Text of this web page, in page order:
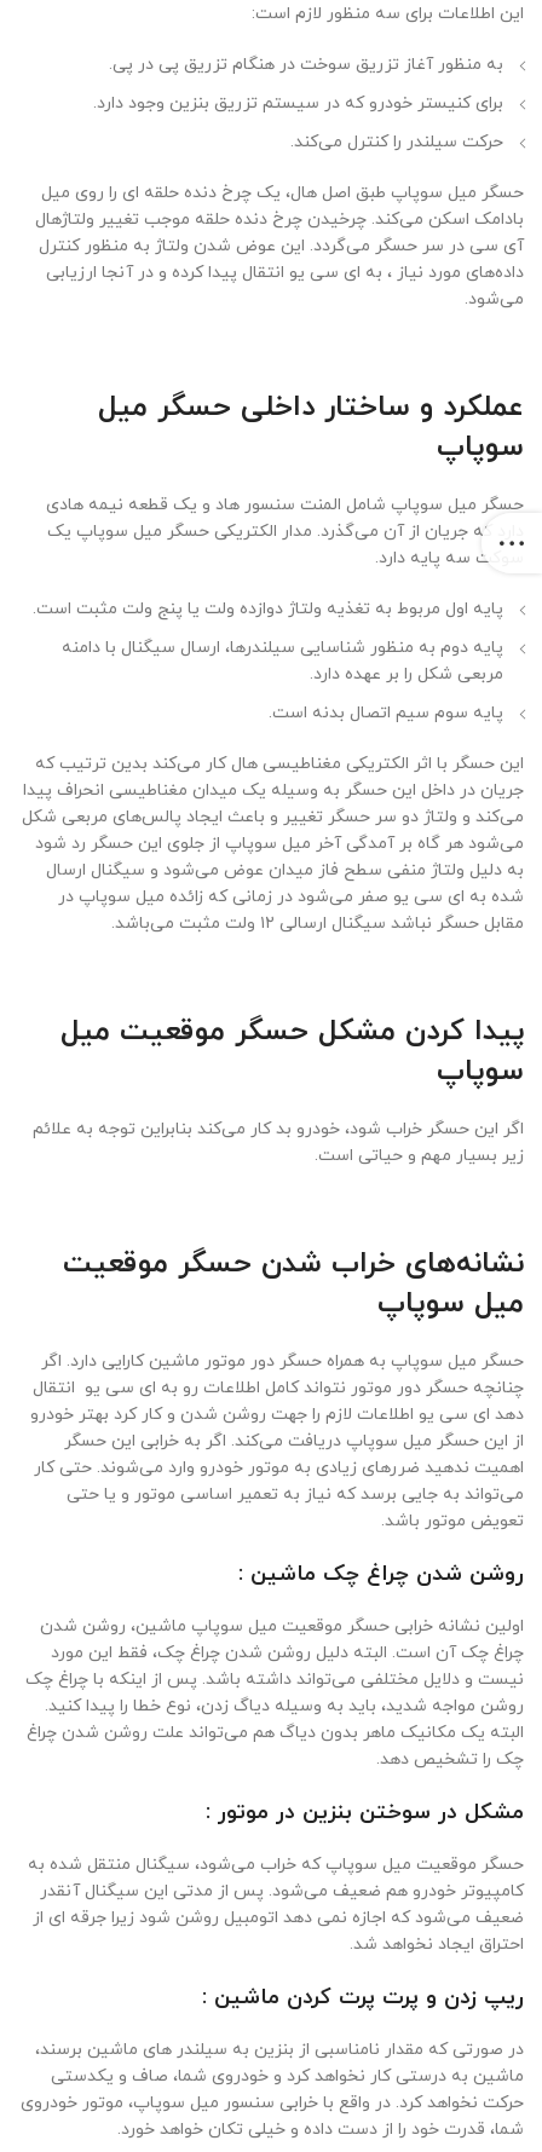
این اطلاعات برای سه منظور لازم است:
به منظور آغاز تزریق سوخت در هنگام تزریق پی در پی.
برای کنیستر خودرو که در سیستم تزریق بنزین وجود دارد.
حرکت سیلندر را کنترل می‌کند.
حسگر میل سوپاپ طبق اصل ‌هال، یک چرخ دنده حلقه ای را روی میل
بادامک اسکن می‌کند. چرخیدن چرخ دنده حلقه موجب تغییر ولتاژ‌هال
آی سی در سر حسگر می‌گردد. این عوض شدن ولتاژ به منظور کنترل
داده‌های مورد نیاز ، به ای سی یو انتقال پیدا کرده و در آنجا ارزیابی
می‌شود.
عملکرد و ساختار داخلی حسگر میل
سوپاپ
حسگر میل سوپاپ شامل المنت سنسور هاد و یک قطعه نیمه‌ هادی
دارد که جریان از آن می‌گذرد. مدار الکتریکی حسگر میل سوپاپ یک
سوکت سه پایه دارد.
پایه اول مربوط به تغذیه ولتاژ دوازده ولت یا پنج ولت مثبت است.
پایه دوم به منظور شناسایی سیلندر‌ها، ارسال سیگنال با دامنه
مربعی شکل را بر عهده دارد.
پایه سوم سیم اتصال بدنه است.
این حسگر با اثر الکتریکی مغناطیسی ‌هال کار می‌کند بدین ترتیب که
جریان در داخل این حسگر به وسیله یک میدان مغناطیسی انحراف پیدا
می‌کند و ولتاژ دو سر حسگر تغییر و باعث ایجاد پالس‌های مربعی شکل
می‌شود هر گاه بر آمدگی آخر میل سوپاپ از جلوی این حسگر رد شود
به دلیل ولتاژ منفی سطح فاز میدان عوض می‌شود و سیگنال ارسال
شده به ای سی یو صفر می‌شود در زمانی که زائده میل سوپاپ در
مقابل حسگر نباشد سیگنال ارسالی ۱۲ ولت مثبت می‌باشد.
پیدا کردن مشکل حسگر موقعیت میل
سوپاپ
اگر این حسگر خراب شود، خودرو بد کار می‌کند بنابراین توجه به علائم
زیر بسیار مهم و حیاتی است.
نشانه‌های خراب شدن حسگر موقعیت
میل سوپاپ
حسگر میل سوپاپ به همراه حسگر دور موتور ماشین کارایی دارد. اگر
چنانچه حسگر دور موتور نتواند کامل اطلاعات رو به ای سی یو انتقال
دهد ای سی یو اطلاعات لازم را جهت روشن شدن و کار کرد بهتر خودرو
از این حسگر میل سوپاپ دریافت می‌کند. اگر به خرابی این حسگر
اهمیت ندهید ضررهای زیادی به موتور خودرو وارد می‌شوند. حتی کار
می‌تواند به جایی برسد که نیاز به تعمیر اساسی موتور و یا حتی
تعویض موتور باشد.
روشن شدن چراغ چک ماشین :
اولین نشانه خرابی حسگر موقعیت میل سوپاپ ماشین، روشن شدن
چراغ چک آن است. البته دلیل روشن شدن چراغ چک، فقط این مورد
نیست و دلایل مختلفی می‌تواند داشته باشد. پس از اینکه با چراغ چک
روشن مواجه شدید، باید به وسیله دیاگ زدن، نوع خطا را پیدا کنید.
البته یک مکانیک ماهر بدون دیاگ هم می‌تواند علت روشن شدن چراغ
چک را تشخیص دهد.
مشکل در سوختن بنزین در موتور :
حسگر موقعیت میل سوپاپ که خراب می‌شود، سیگنال منتقل شده به
کامپیوتر خودرو هم ضعیف می‌شود. پس از مدتی این سیگنال آنقدر
ضعیف می‌شود که اجازه نمی دهد اتومبیل روشن شود زیرا جرقه ای از
احتراق ایجاد نخواهد شد.
ریپ زدن و پرت پرت کردن ماشین :
در صورتی که مقدار نامناسبی از بنزین به سیلندر های ماشین برسند،
ماشین به درستی کار نخواهد کرد و خودروی شما، صاف و یکدستی
حرکت نخواهد کرد. در واقع با خرابی سنسور میل سوپاپ، موتور خودروی
شما، قدرت خود را از دست داده و خیلی تکان خواهد خورد.